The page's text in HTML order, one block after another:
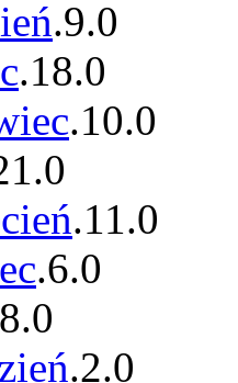
.9.0
.18.0
.10.0
.0
.11.0
.6.0
8.0
.2.0